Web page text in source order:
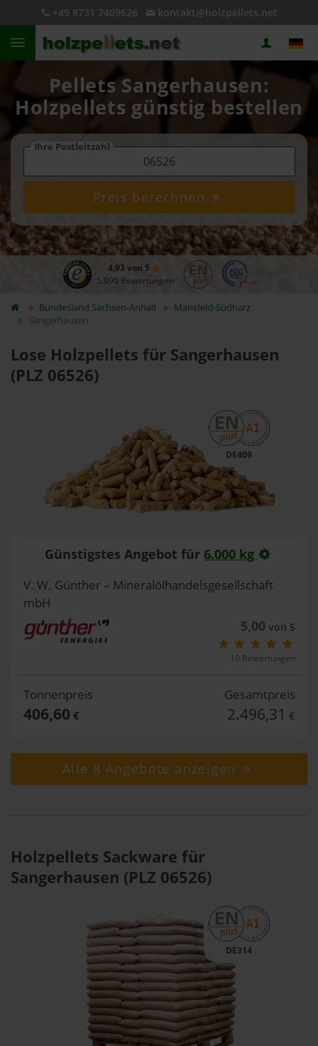
+49 8731 7409626 kontakt@holzpellets.net
Pellets Sangerhausen:
Holzpellets günstig bestellen
Ihre Postleitzahl
Preis berechnen
4,93 von 5
5.090 Bewertungen
Bundesland Sachsen-Anhalt
Mansfeld-Südharz
Sangerhausen
Lose Holzpellets für Sangerhausen
(PLZ 06526)
DE409
Günstigstes Angebot für 6.000 kg
V. W. Günther – Mineralölhandelsgesellschaft
mbH
5,00 von 5
10 Bewertungen
Tonnenpreis
406,60 €
Gesamtpreis
2.496,31 €
Alle 8 Angebote anzeigen
Holzpellets Sackware für
Sangerhausen (PLZ 06526)
DE314